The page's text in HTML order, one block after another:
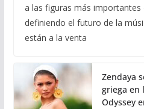
a las figuras más importantes
definiendo el futuro de la
están a la venta
Zendaya
griega en
Odyssey